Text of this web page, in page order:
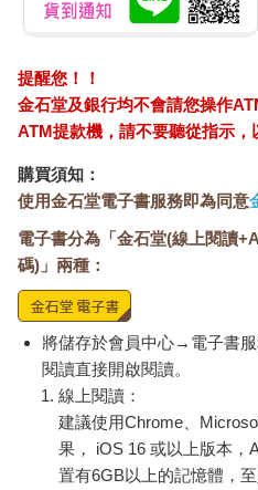
提醒您！！
金石堂及銀行均不會請您操作
ATM提款機，請不要聽從指示，
購買須知：
使用金石堂電子書服務即為同意
電子書分為「金石堂(線上閱讀
碼)」兩種：
將儲存於會員中心→電子書
閱讀直接開啟閱讀。
線上閱讀：
建議使用Chrome、
果， iOS 16 或以上版本，
置有6GB以上的記憶體，